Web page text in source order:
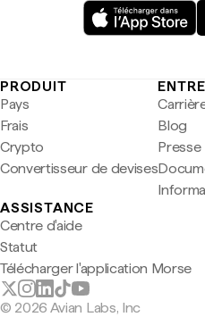
PRODUIT
Pays
Frais
Crypto
Convertisseur de devises
Blog
Presse
ASSISTANCE
Centre d'aide
Statut
Télécharger l'application Morse
© 2026 Avian Labs, Inc